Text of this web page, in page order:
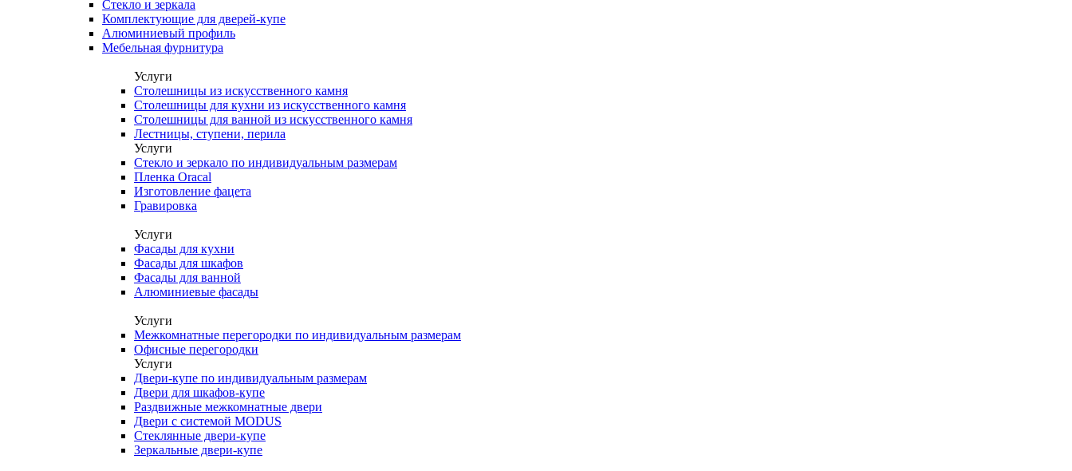
Стекло и зеркала
Комплектующие для дверей-купе
Алюминиевый профиль
Мебельная фурнитура
Услуги
Столешницы из искусственного камня
Столешницы для кухни из искусственного камня
Столешницы для ванной из искусственного камня
Лестницы, ступени, перила
Услуги
Стекло и зеркало по индивидуальным размерам
Пленка Oracal
Изготовление фацета
Гравировка
Услуги
Фасады для кухни
Фасады для шкафов
Фасады для ванной
Алюминиевые фасады
Услуги
Межкомнатные перегородки по индивидуальным размерам
Офисные перегородки
Услуги
Двери-купе по индивидуальным размерам
Двери для шкафов-купе
Раздвижные межкомнатные двери
Двери с системой MODUS
Стеклянные двери-купе
Зеркальные двери-купе